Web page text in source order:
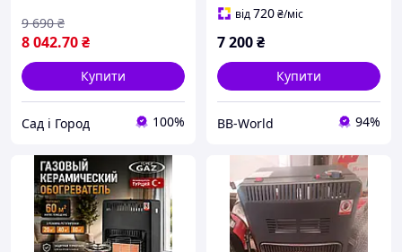
8 042.70₴
9 690 ₴
Купити
Сад і Город 100%
від720₴/міс
7 200₴
Купити
BB-World 94%